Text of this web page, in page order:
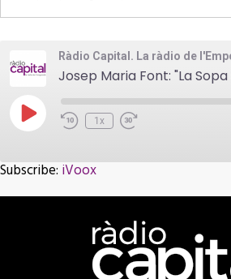
Ràdio Capital. La ràdio de
Play
Episode
1x
iVoox
SHARE
Subscribe: iVoox